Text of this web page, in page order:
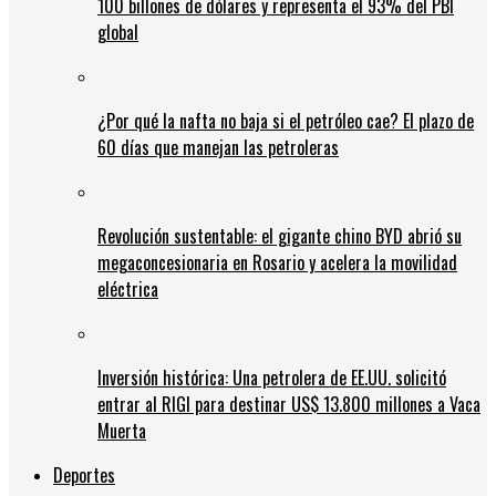
100 billones de dólares y representa el 93% del PBI
global
¿Por qué la nafta no baja si el petróleo cae? El plazo de
60 días que manejan las petroleras
Revolución sustentable: el gigante chino BYD abrió su
megaconcesionaria en Rosario y acelera la movilidad
eléctrica
Inversión histórica: Una petrolera de EE.UU. solicitó
entrar al RIGI para destinar US$ 13.800 millones a Vaca
Muerta
Deportes